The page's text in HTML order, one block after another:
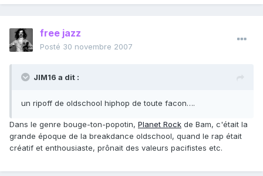
free jazz
Posté 30 novembre 2007
JIM16 a dit :
un ripoff de oldschool hiphop de toute facon….
Dans le genre bouge-ton-popotin, Planet Rock de Bam, c'était la
grande époque de la breakdance oldschool, quand le rap était
créatif et enthousiaste, prônait des valeurs pacifistes etc.